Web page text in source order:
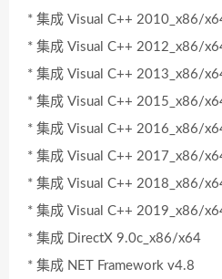
* 集成 Visual C++ 2010_x86/
* 集成 Visual C++ 2012_x86/
* 集成 Visual C++ 2013_x86/
* 集成 Visual C++ 2015_x86/
* 集成 Visual C++ 2016_x86/
* 集成 Visual C++ 2017_x86/
* 集成 Visual C++ 2018_x86/
* 集成 Visual C++ 2019_x86/
* 集成 DirectX 9.0c_x86/x64
* 集成 NET Framework v4.8